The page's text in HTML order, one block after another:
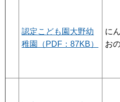
認定こども園大野幼
稚園（PDF：87KB）
に
お